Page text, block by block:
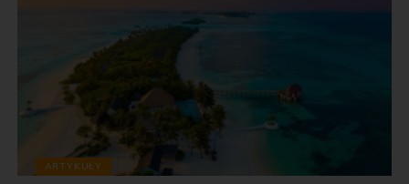
ARTYKUŁY